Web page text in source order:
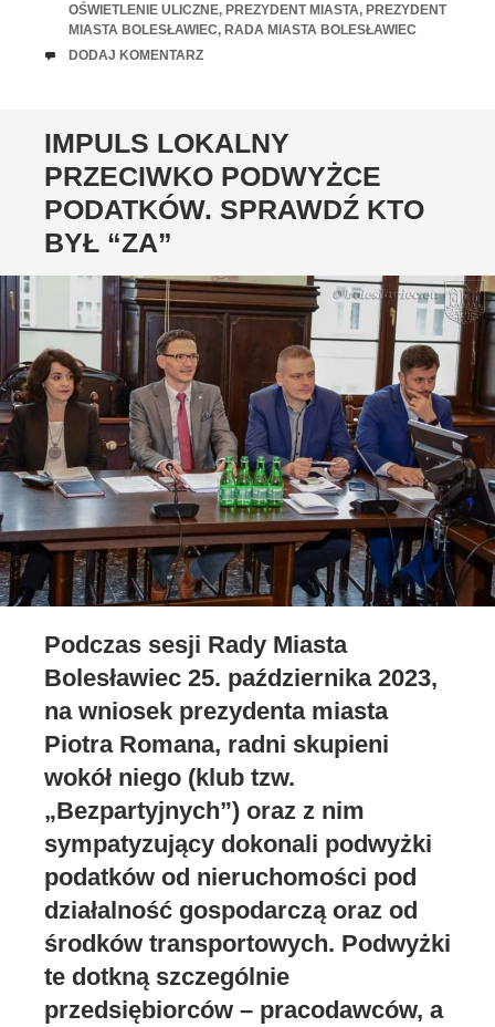
OŚWIETLENIE ULICZNE, PREZYDENT MIASTA, PREZYDENT
MIASTA BOLESŁAWIEC, RADA MIASTA BOLESŁAWIEC
UWAGI
DODAJ KOMENTARZ
IMPULS LOKALNY
PRZECIWKO PODWYŻCE
PODATKÓW. SPRAWDŹ KTO
BYŁ “ZA”
Podczas sesji Rady Miasta
Bolesławiec 25. października 2023,
na wniosek prezydenta miasta
Piotra Romana, radni skupieni
wokół niego (klub tzw.
„Bezpartyjnych”) oraz z nim
sympatyzujący dokonali podwyżki
podatków od nieruchomości pod
działalność gospodarczą oraz od
środków transportowych. Podwyżki
te dotkną szczególnie
przedsiębiorców – pracodawców, a